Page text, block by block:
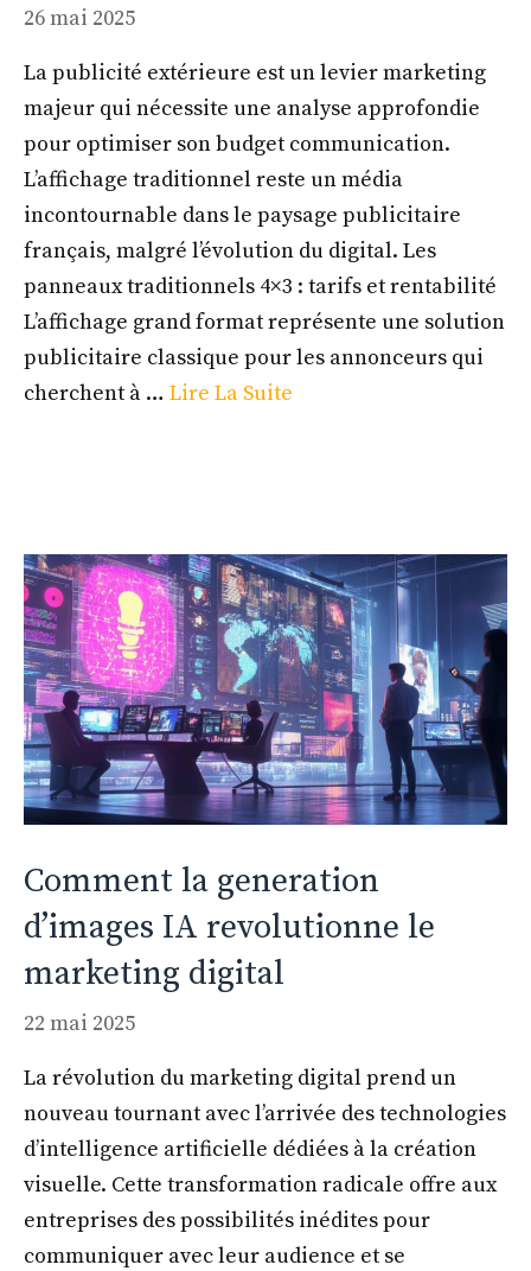
26 mai 2025
La publicité extérieure est un levier marketing
majeur qui nécessite une analyse approfondie
pour optimiser son budget communication.
L’affichage traditionnel reste un média
incontournable dans le paysage publicitaire
français, malgré l’évolution du digital. Les
panneaux traditionnels 4×3 : tarifs et rentabilité
L’affichage grand format représente une solution
publicitaire classique pour les annonceurs qui
cherchent à … Lire La Suite
Comment la generation
d’images IA revolutionne le
marketing digital
22 mai 2025
La révolution du marketing digital prend un
nouveau tournant avec l’arrivée des technologies
d’intelligence artificielle dédiées à la création
visuelle. Cette transformation radicale offre aux
entreprises des possibilités inédites pour
communiquer avec leur audience et se